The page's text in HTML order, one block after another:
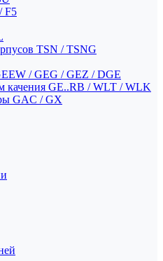
F5
TSN / TSNG
/ GEG / GEZ / DGE
качения GE..RB / WLT / WLK
GAC / GX